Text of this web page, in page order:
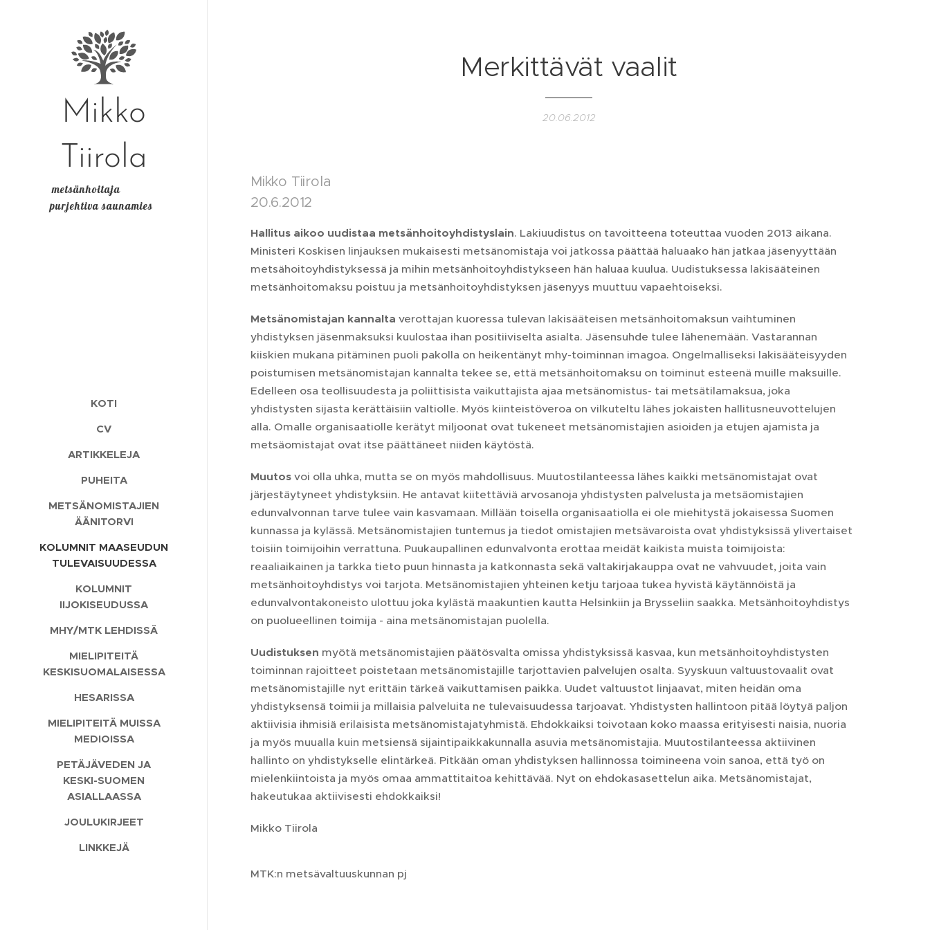
Mikko
Tiirola
metsänhoitaja
purjehtiva saunamies
KOTI
CV
ARTIKKELEJA
PUHEITA
METSÄNOMISTAJIEN
ÄÄNITORVI
KOLUMNIT MAASEUDUN
TULEVAISUUDESSA
KOLUMNIT
IIJOKISEUDUSSA
MHY/MTK LEHDISSÄ
MIELIPITEITÄ
KESKISUOMALAISESSA
HESARISSA
MIELIPITEITÄ MUISSA
MEDIOISSA
PETÄJÄVEDEN JA
KESKI-SUOMEN
ASIALLAASSA
JOULUKIRJEET
LINKKEJÄ
Merkittävät vaalit
20.06.2012
Mikko Tiirola
20.6.2012
Hallitus aikoo uudistaa metsänhoitoyhdistyslain. Lakiuudistus on tavoitteena toteuttaa vuoden 2013 aikana.
Ministeri Koskisen linjauksen mukaisesti metsänomistaja voi jatkossa päättää haluaako hän jatkaa jäsenyyttään
metsähoitoyhdistyksessä ja mihin metsänhoitoyhdistykseen hän haluaa kuulua. Uudistuksessa lakisääteinen
metsänhoitomaksu poistuu ja metsänhoitoyhdistyksen jäsenyys muuttuu vapaehtoiseksi.
Metsänomistajan kannalta verottajan kuoressa tulevan lakisääteisen metsänhoitomaksun vaihtuminen
yhdistyksen jäsenmaksuksi kuulostaa ihan positiiviselta asialta. Jäsensuhde tulee lähenemään. Vastarannan
kiiskien mukana pitäminen puoli pakolla on heikentänyt mhy-toiminnan imagoa. Ongelmalliseksi lakisääteisyyden
poistumisen metsänomistajan kannalta tekee se, että metsänhoitomaksu on toiminut esteenä muille maksuille.
Edelleen osa teollisuudesta ja poliittisista vaikuttajista ajaa metsänomistus- tai metsätilamaksua, joka
yhdistysten sijasta kerättäisiin valtiolle. Myös kiinteistöveroa on vilkuteltu lähes jokaisten hallitusneuvottelujen
alla. Omalle organisaatiolle kerätyt miljoonat ovat tukeneet metsänomistajien asioiden ja etujen ajamista ja
metsäomistajat ovat itse päättäneet niiden käytöstä.
Muutos voi olla uhka, mutta se on myös mahdollisuus. Muutostilanteessa lähes kaikki metsänomistajat ovat
järjestäytyneet yhdistyksiin. He antavat kiitettäviä arvosanoja yhdistysten palvelusta ja metsäomistajien
edunvalvonnan tarve tulee vain kasvamaan. Millään toisella organisaatiolla ei ole miehitystä jokaisessa Suomen
kunnassa ja kylässä. Metsänomistajien tuntemus ja tiedot omistajien metsävaroista ovat yhdistyksissä ylivertaiset
toisiin toimijoihin verrattuna. Puukaupallinen edunvalvonta erottaa meidät kaikista muista toimijoista:
reaaliaikainen ja tarkka tieto puun hinnasta ja katkonnasta sekä valtakirjakauppa ovat ne vahvuudet, joita vain
metsänhoitoyhdistys voi tarjota. Metsänomistajien yhteinen ketju tarjoaa tukea hyvistä käytännöistä ja
edunvalvontakoneisto ulottuu joka kylästä maakuntien kautta Helsinkiin ja Brysseliin saakka. Metsänhoitoyhdistys
on puolueellinen toimija - aina metsänomistajan puolella.
Uudistuksen myötä metsänomistajien päätösvalta omissa yhdistyksissä kasvaa, kun metsänhoitoyhdistysten
toiminnan rajoitteet poistetaan metsänomistajille tarjottavien palvelujen osalta. Syyskuun valtuustovaalit ovat
metsänomistajille nyt erittäin tärkeä vaikuttamisen paikka. Uudet valtuustot linjaavat, miten heidän oma
yhdistyksensä toimii ja millaisia palveluita ne tulevaisuudessa tarjoavat. Yhdistysten hallintoon pitää löytyä paljon
aktiivisia ihmisiä erilaisista metsänomistajatyhmistä. Ehdokkaiksi toivotaan koko maassa erityisesti naisia, nuoria
ja myös muualla kuin metsiensä sijaintipaikkakunnalla asuvia metsänomistajia. Muutostilanteessa aktiivinen
hallinto on yhdistykselle elintärkeä. Pitkään oman yhdistyksen hallinnossa toimineena voin sanoa, että työ on
mielenkiintoista ja myös omaa ammattitaitoa kehittävää. Nyt on ehdokasasettelun aika. Metsänomistajat,
hakeutukaa aktiivisesti ehdokkaiksi!
Mikko Tiirola
MTK:n metsävaltuuskunnan pj